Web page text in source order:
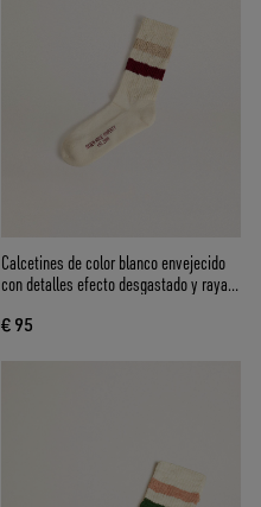
Calcetines de color blanco envejecido
con detalles efecto desgastado y rayas
€ 95